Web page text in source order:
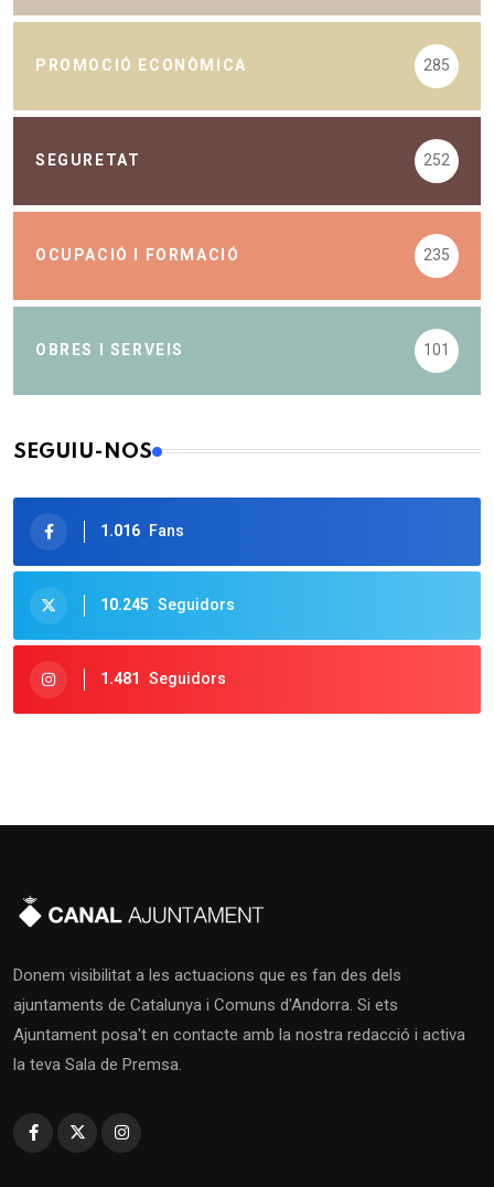
PROMOCIÓ ECONÒMICA 285
SEGURETAT 252
OCUPACIÓ I FORMACIÓ 235
OBRES I SERVEIS 101
SEGUIU-NOS
1.016 Fans
10.245 Seguidors
1.481 Seguidors
Donem visibilitat a les actuacions que es fan des dels
ajuntaments de Catalunya i Comuns d'Andorra. Si ets
Ajuntament posa't en contacte amb la nostra redacció i activa
la teva Sala de Premsa.